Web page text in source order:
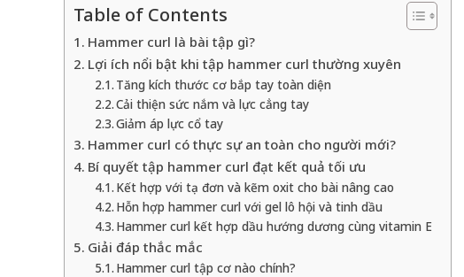
Table of Contents
Hammer curl là bài tập gì?
Lợi ích nổi bật khi tập hammer curl thường xuyên
Tăng kích thước cơ bắp tay toàn diện
Cải thiện sức nắm và lực cẳng tay
Giảm áp lực cổ tay
Hammer curl có thực sự an toàn cho người mới?
Bí quyết tập hammer curl đạt kết quả tối ưu
Kết hợp với tạ đơn và kẽm oxit cho bài nâng cao
Hỗn hợp hammer curl với gel lô hội và tinh dầu
Hammer curl kết hợp dầu hướng dương cùng vitamin E
Giải đáp thắc mắc
Hammer curl tập cơ nào chính?